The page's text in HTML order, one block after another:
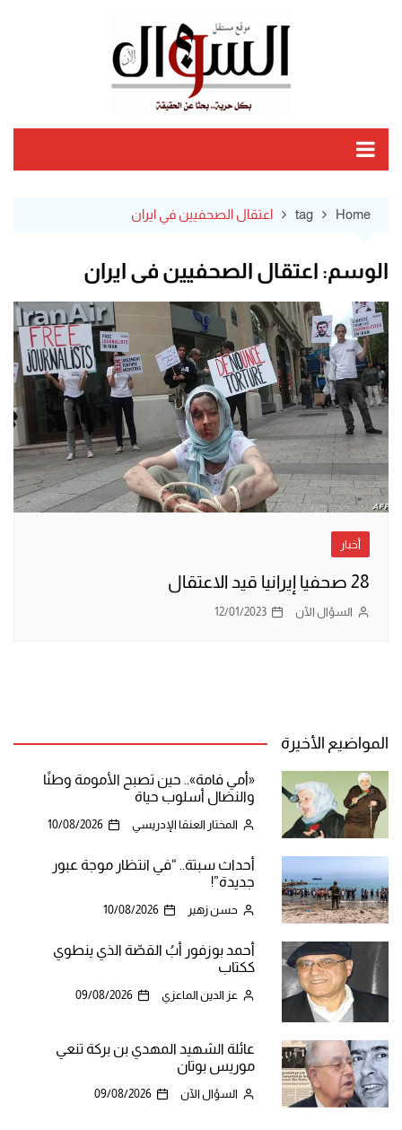
Home
tag اعتقال الصحفيين في ايران
الوسم: اعتقال الصحفيين في ايران
أخبار
28 صحفيا إيرانيا قيد الاعتقال
السؤال الآن 12/01/2023
المواضيع الأخيرة
«أمي فامة».. حين تصبح الأمومة وطنًا
والنضال أسلوب حياة
المختار العنقا الإدريسي 10/08/2026
أحداث سبتة.. “في انتظار موجة عبور
جديدة”!
حسن زهير 10/08/2026
أحمد بوزفور أبُ القصّة الذي ينطوي
ككتاب
عز الدين الماعزي 09/08/2026
عائلة الشهيد المهدي بن بركة تنعي
موريس بوتان
السؤال الآن 09/08/2026